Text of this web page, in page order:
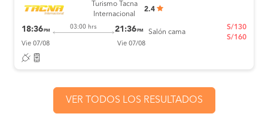
Turismo Tacna
Internacional
2.4
18:36PM
03:00 hrs 21:36PM
Vie 07/08 Vie 07/08
Salón cama
S/130
S/160
VER TODOS LOS RESULTADOS